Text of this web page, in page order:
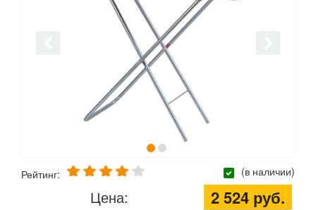
Рейтинг: (в наличии)
Цена: 2 524 руб.